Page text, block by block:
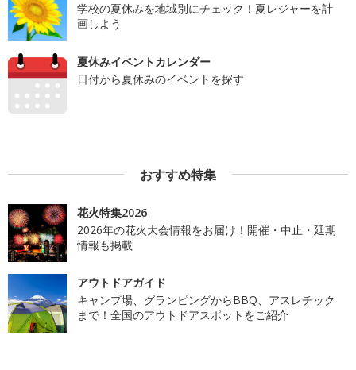
学校の夏休みを地域別にチェック！夏レジャーを計
画しよう
夏休みイベントカレンダー
日付から夏休みのイベントを探す
おすすめ特集
花火特集2026
2026年の花火大会情報をお届け！開催・中止・延期
情報も掲載
アウトドアガイド
キャンプ場、グランピングからBBQ、アスレチック
まで！全国のアウトドアスポットをご紹介